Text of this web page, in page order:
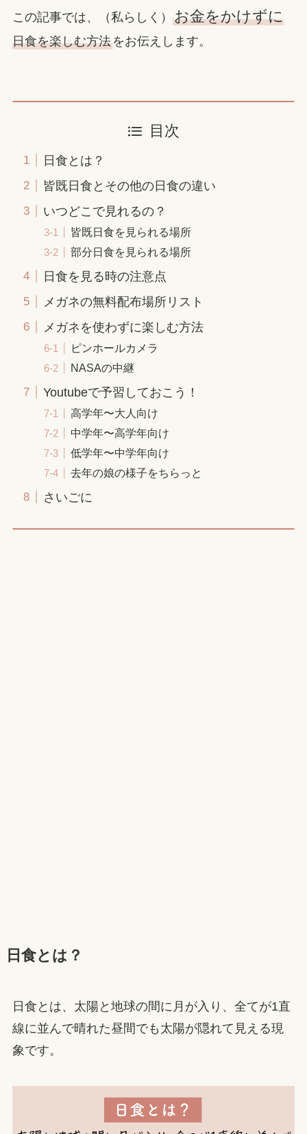
この記事では、（私らしく） お金をかけずに
日食を楽しむ方法をお伝えします。
目次
日食とは？
皆既日食とその他の日食の違い
いつどこで見れるの？
皆既日食を見られる場所
部分日食を見られる場所
日食を見る時の注意点
メガネの無料配布場所リスト
メガネを使わずに楽しむ方法
ピンホールカメラ
NASAの中継
Youtubeで予習しておこう！
高学年〜大人向け
中学年〜高学年向け
低学年〜中学年向け
去年の娘の様子をちらっと
さいごに
日食とは？
日食とは、太陽と地球の間に月が入り、全てが1直
線に並んで晴れた昼間でも太陽が隠れて見える現
象です。